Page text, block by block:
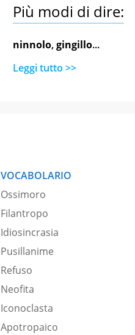
Più modi di dire:
ninnolo,gingillo...
Leggi tutto >>
VOCABOLARIO
Ossimoro
Filantropo
Idiosincrasia
Pusillanime
Refuso
Neofita
Iconoclasta
Apotropaico